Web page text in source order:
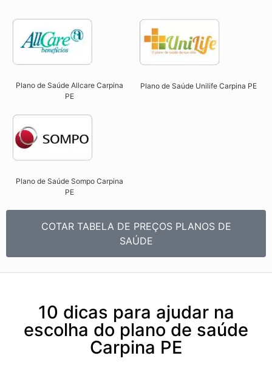
Plano de Saúde Allcare Carpina
PE​
Plano de Saúde Unilife Carpina PE​
Plano de Saúde Sompo Carpina
PE​
COTAR TABELA DE PREÇOS PLANOS DE
SAÚDE
10 dicas para ajudar na
escolha do plano de saúde
Carpina PE